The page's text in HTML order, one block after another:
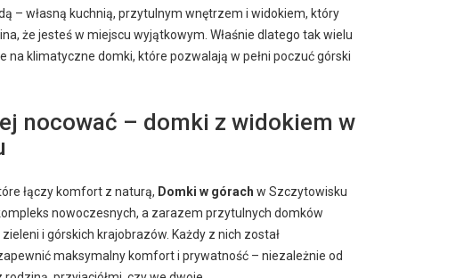
– własną kuchnią, przytulnym wnętrzem i widokiem, który
że jesteś w miejscu wyjątkowym. Właśnie dlatego tak wielu
na klimatyczne domki, które pozwalają w pełni poczuć górski
nocować – domki z widokiem w
łączy komfort z naturą, Domki w górach w Szczytowisku
nowoczesnych, a zarazem przytulnych domków
i górskich krajobrazów. Każdy z nich został
maksymalny komfort i prywatność – niezależnie od